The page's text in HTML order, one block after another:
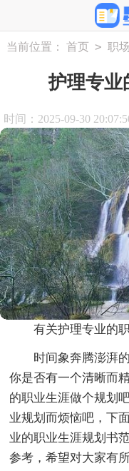
当前位置： 首页 > 职
护理专业
时间：2025-09-30
有关护理专业的
时间象奔腾澎湃
你是否有一个清晰而
的职业生涯做个规划
业规划而烦恼吧，下
业的职业生涯规划书
参考，希望对大家有所